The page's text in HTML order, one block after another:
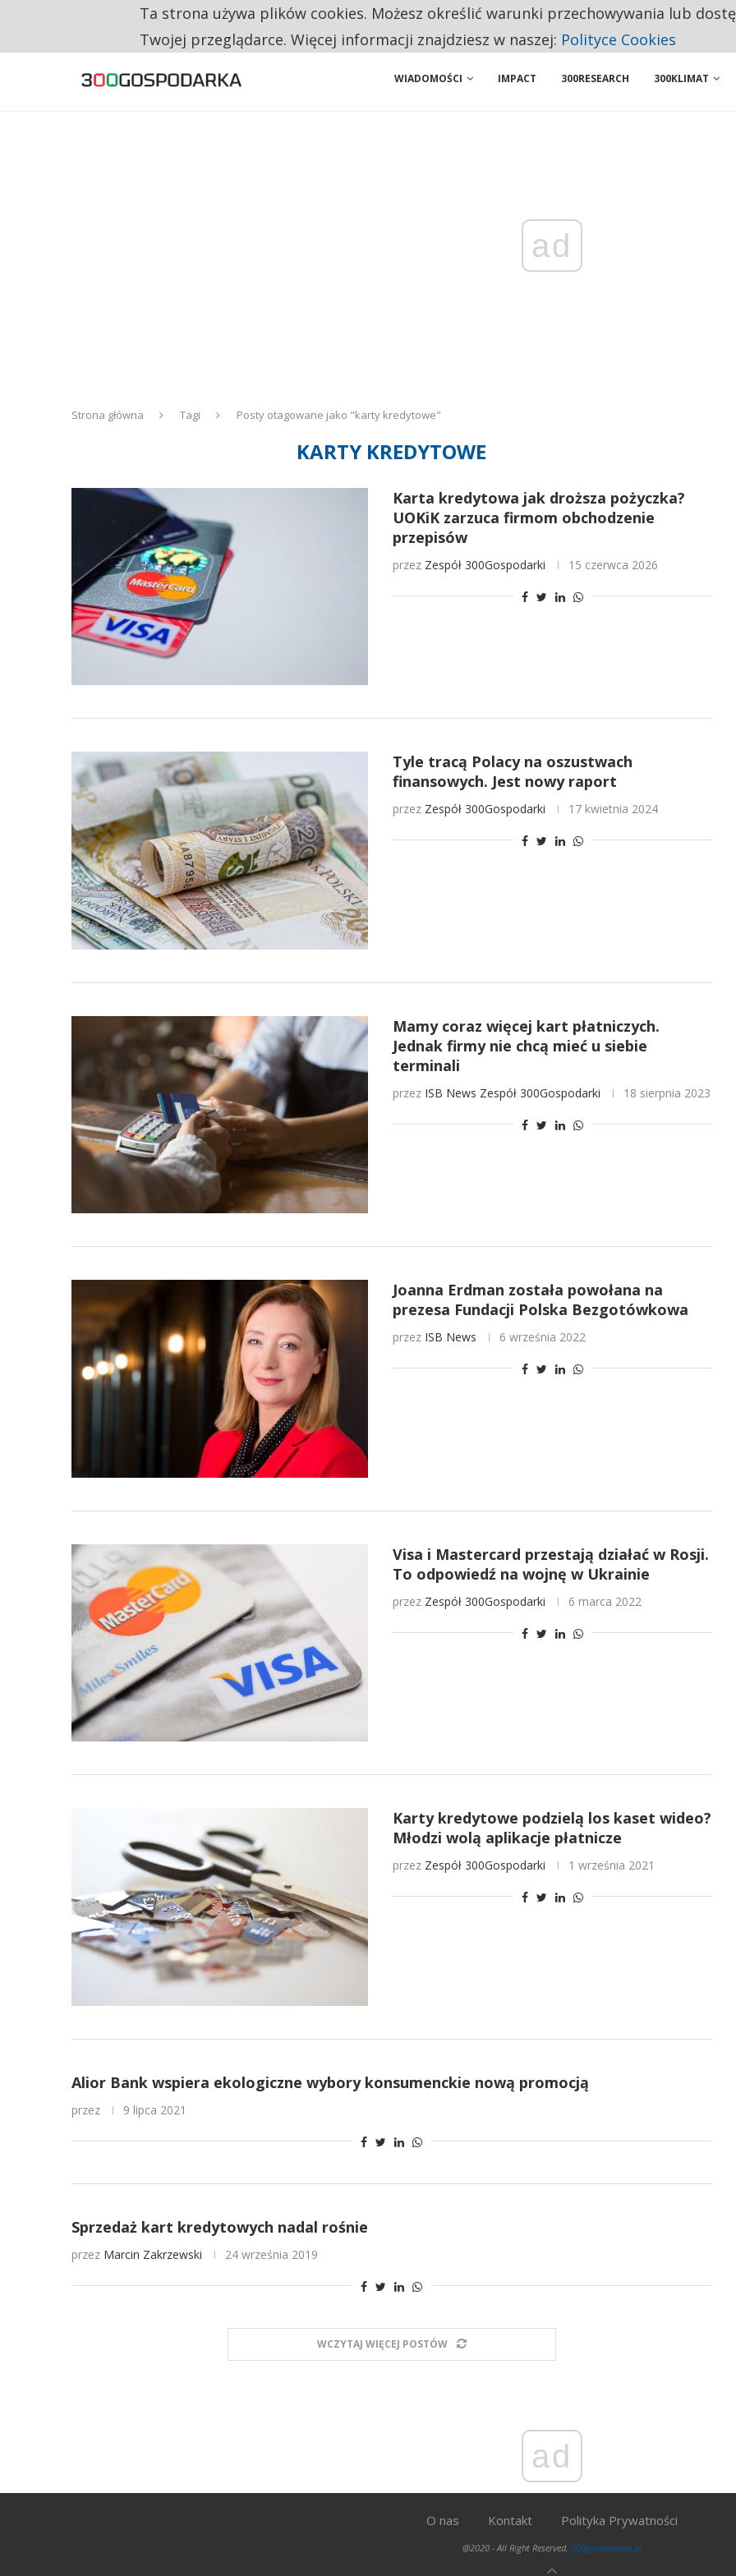
RESTRYKCJE CHIN UDERZAJĄ W EUROPEJSKI PRZEMYSŁ. NA LIŚCIE SĄ DWA PODMIOTY Z POLSKI
WIADOMOŚCI IMPACT 300RESEARCH 300KLIMAT
ad
Strona główna Tagi Posty otagowane jako "karty kredytowe"
KARTY KREDYTOWE
Karta kredytowa jak droższa pożyczka?
UOKiK zarzuca firmom obchodzenie
przepisów
przez Zespół 300Gospodarki 15 czerwca 2026
Tyle tracą Polacy na oszustwach
finansowych. Jest nowy raport
przez Zespół 300Gospodarki 17 kwietnia 2024
Mamy coraz więcej kart płatniczych.
Jednak firmy nie chcą mieć u siebie
terminali
przez ISB News Zespół 300Gospodarki 18 sierpnia 2023
Joanna Erdman została powołana na
prezesa Fundacji Polska Bezgotówkowa
przez ISB News 6 września 2022
Visa i Mastercard przestają działać w Rosji.
To odpowiedź na wojnę w Ukrainie
przez Zespół 300Gospodarki 6 marca 2022
Karty kredytowe podzielą los kaset wideo?
Młodzi wolą aplikacje płatnicze
przez Zespół 300Gospodarki 1 września 2021
Alior Bank wspiera ekologiczne wybory konsumenckie nową promocją
przez 9 lipca 2021
Sprzedaż kart kredytowych nadal rośnie
przez Marcin Zakrzewski 24 września 2019
WCZYTAJ WIĘCEJ POSTÓW
ad
O nas Kontakt Polityka Prywatności
@2020 - All Right Reserved. 300gospodarka.pl
Ta strona używa plików cookies. Możesz określić warunki przechowywania lub
Twojej przeglądarce. Więcej informacji znajdziesz w naszej: Polityce Cookies